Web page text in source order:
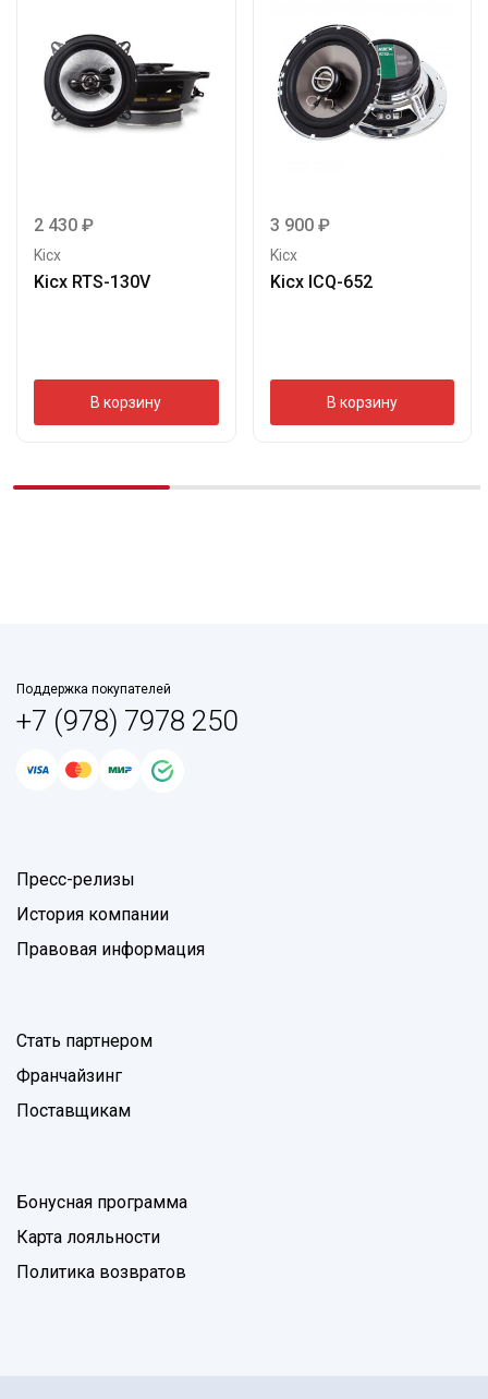
2 430 ₽
Kicx
Kicx RTS-130V
В корзину
3 900 ₽
Kicx
Kicx ICQ-652
В корзину
Поддержка покупателей
+7 (978) 7978 250
Пресс-релизы
История компании
Правовая информация
Стать партнером
Франчайзинг
Поставщикам
Бонусная программа
Карта лояльности
Политика возвратов